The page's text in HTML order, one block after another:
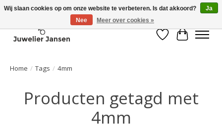
Verlanglijst
Home / Tags / 4mm
Producten getagd met
4mm
Wij slaan cookies op om onze website te verbeteren. Is dat akkoord?
Ja
Nee
Meer over cookies »